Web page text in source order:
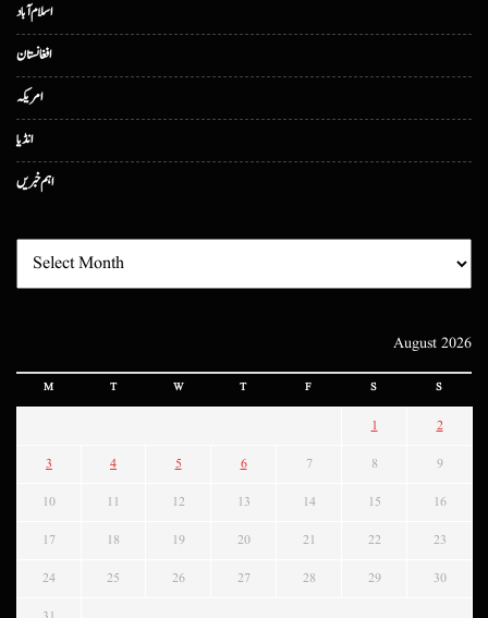
اسلام آباد
افغانستان
امریکہ
انڈیا
اہم خبریں
August 2026
M T W T F S S
1 2
3 4 5 6 7 8 9
10 11 12 13 14 15 16
17 18 19 20 21 22 23
24 25 26 27 28 29 30